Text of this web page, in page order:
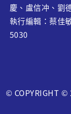
慶、盧信冲、劉
執行編輯：蔡佳
5030
© COPYRIGHT ©